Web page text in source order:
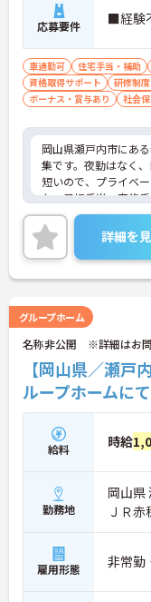
応募要件 ■経験
車通勤可 住宅手当・補助
資格取得サポート
研修制
ボーナス・賞与あり
社会
岡山県瀬戸内市にあ
集です。夜勤はなく
短いので、プライベ
た、日祝手当、家族
ます☆有給休暇は入
ご興味ある方には、
細をお話致しますの
詳細を
グループホーム
名称非公開 ※詳細はお
【岡山県／瀬
ループホームに
給料 時給
勤務地
岡山県
ＪＲ赤
雇用形態 非常勤